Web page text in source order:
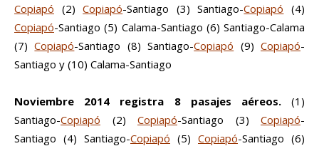
Copiapó (2)Copiapó-Santiago (3) Santiago-Copiapó (4)
Copiapó-Santiago (5) Calama-Santiago (6) Santiago-Calama
(7)Copiapó-Santiago (8) Santiago-Copiapó (9)Copiapó-
Santiago y (10) Calama-Santiago
Noviembre 2014 registra 8 pasajes aéreos.(1)
Santiago-Copiapó (2) Copiapó-Santiago (3) Copiapó-
Santiago (4) Santiago-Copiapó (5) Copiapó-Santiago (6)